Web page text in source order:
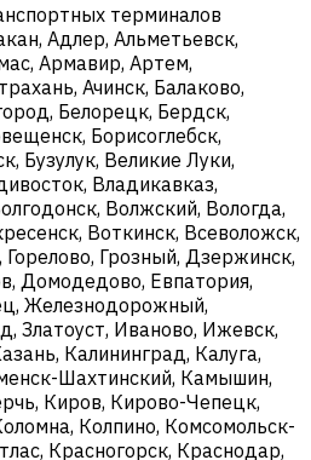
терминалов
Адлер, Альметьевск,
Армавир, Артем,
Ачинск, Балаково,
Белорецк, Бердск,
Борисоглебск,
Бузулук, Великие Луки,
Владикавказ,
Волжский, Вологда,
Воткинск, Всеволожск,
Горелово, Грозный, Дзержинск,
Домодедово, Евпатория,
Железнодорожный,
Златоуст, Иваново, Ижевск,
Калининград, Калуга,
Шахтинский, Камышин,
Киров, Кирово-Чепецк,
Колпино, Комсомольск-
Красногорск, Краснодар,